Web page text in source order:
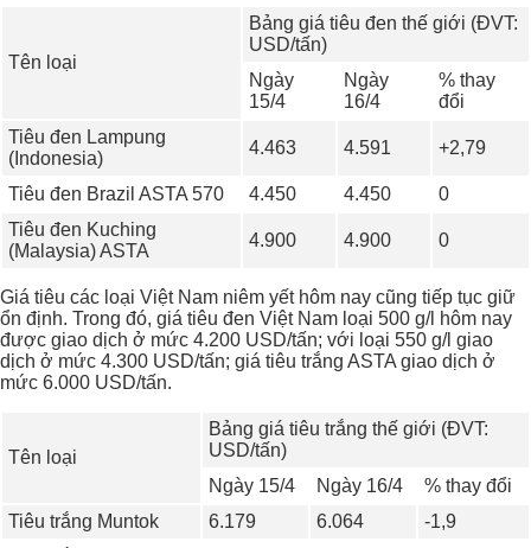
Tên loại
Bảng giá tiêu đen thế giới (ĐVT:
USD/tấn)
Ngày
15/4
Ngày
16/4
% thay
đổi
Tiêu đen Lampung
(Indonesia)
4.463 4.591 +2,79
Tiêu đen Brazil ASTA 570 4.450 4.450
0
Tiêu đen Kuching
(Malaysia) ASTA
4.900 4.900 0
Giá tiêu các loại Việt Nam niêm yết hôm nay cũng tiếp tục giữ
ổn định. Trong đó, giá tiêu đen Việt Nam loại 500 g/l hôm nay
được giao dịch ở mức 4.200 USD/tấn; với loại 550 g/l giao
dịch ở mức 4.300 USD/tấn; giá tiêu trắng ASTA giao dịch ở
mức 6.000 USD/tấn.
Tên loại
Bảng giá tiêu trắng thế giới (ĐVT:
USD/tấn)
Ngày 15/4
Ngày 16/4
% thay đổi
Tiêu trắng Muntok
6.179 6.064
-1,9